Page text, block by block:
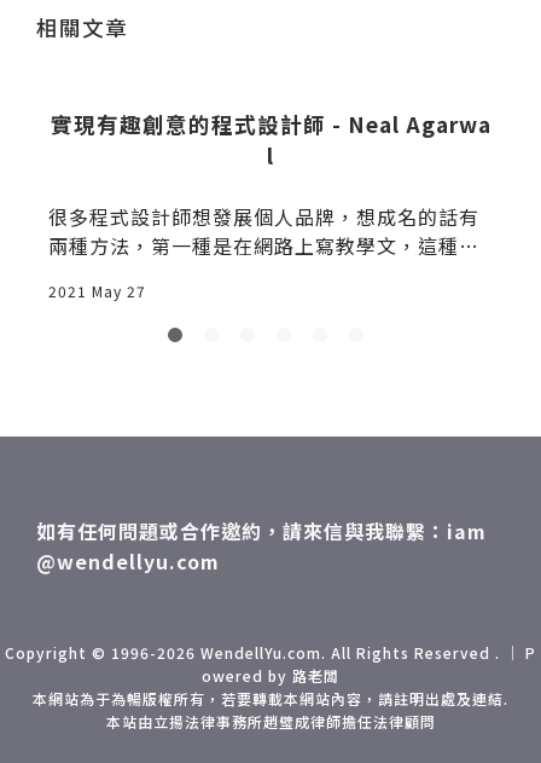
相關文章
實現有趣創意的程式設計師 - Neal Agarwa
l
很多程式設計師想發展個人品牌，想成名的話有
兩種方法，第一種是在網路上寫教學文，這種方
2021 May 27
如有任何問題或合作邀約，請來信與我聯繫：iam
@wendellyu.com
Copyright © 1996-2026 WendellYu.com. All Rights Reserved . ｜ P
owered by 路老闆
本網站為于為暢版權所有，若要轉載本網站內容，請註明出處及連結.
本站由立揚法律事務所趙璧成律師擔任法律顧問